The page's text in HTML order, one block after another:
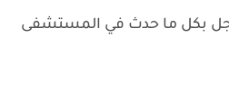
بكل ما حدث في المستشفى